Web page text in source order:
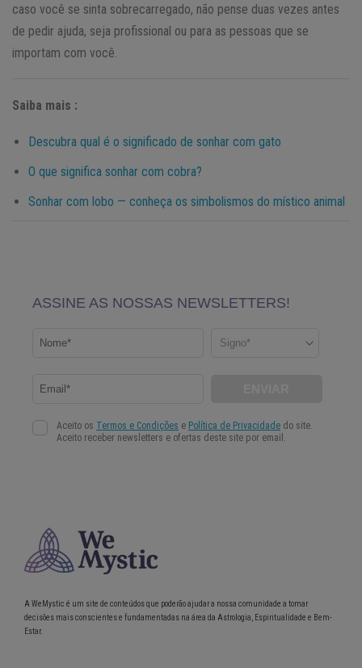
caso você se sinta sobrecarregado, não pense duas vezes antes
de pedir ajuda, seja profissional ou para as pessoas que se
importam com você.
Saiba mais :
Descubra qual é o significado de sonhar com gato
O que significa sonhar com cobra?
Sonhar com lobo — conheça os simbolismos do místico animal
A WeMystic é um site de conteúdos que poderão ajudar a nossa comunidade a tomar
decisões mais conscientes e fundamentadas na área da Astrologia, Espiritualidade e Bem-
Estar.